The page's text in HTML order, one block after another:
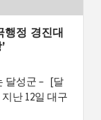
행정 경진대
달성군 – [달
난 12일 대구